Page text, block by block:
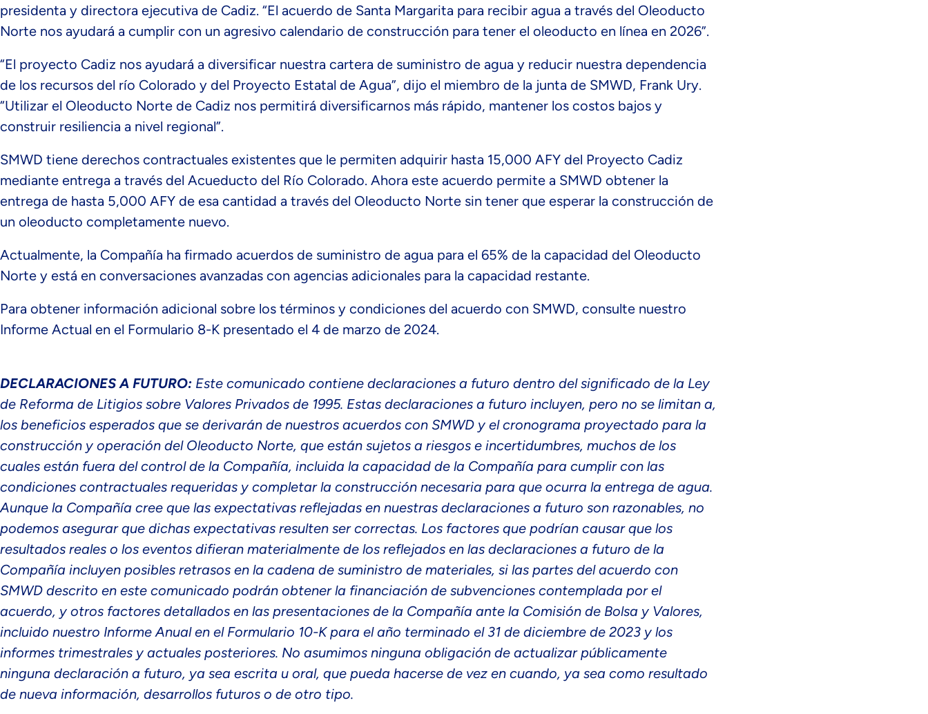
presidenta y directora ejecutiva de Cadiz. “El acuerdo de Santa Margarita para recibir agua a través del Oleoducto
Norte nos ayudará a cumplir con un agresivo calendario de construcción para tener el oleoducto en línea en 2026”.
“El proyecto Cadiz nos ayudará a diversificar nuestra cartera de suministro de agua y reducir nuestra dependencia
de los recursos del río Colorado y del Proyecto Estatal de Agua”, dijo el miembro de la junta de SMWD, Frank Ury.
“Utilizar el Oleoducto Norte de Cadiz nos permitirá diversificarnos más rápido, mantener los costos bajos y
construir resiliencia a nivel regional”.
SMWD tiene derechos contractuales existentes que le permiten adquirir hasta 15,000 AFY del Proyecto Cadiz
mediante entrega a través del Acueducto del Río Colorado. Ahora este acuerdo permite a SMWD obtener la
entrega de hasta 5,000 AFY de esa cantidad a través del Oleoducto Norte sin tener que esperar la construcción de
un oleoducto completamente nuevo.
Actualmente, la Compañía ha firmado acuerdos de suministro de agua para el 65% de la capacidad del Oleoducto
Norte y está en conversaciones avanzadas con agencias adicionales para la capacidad restante.
Para obtener información adicional sobre los términos y condiciones del acuerdo con SMWD, consulte nuestro
Informe Actual en el Formulario 8-K presentado el 4 de marzo de 2024.
DECLARACIONES A FUTURO: Este comunicado contiene declaraciones a futuro dentro del significado de la Ley
de Reforma de Litigios sobre Valores Privados de 1995. Estas declaraciones a futuro incluyen, pero no se limitan a,
los beneficios esperados que se derivarán de nuestros acuerdos con SMWD y el cronograma proyectado para la
construcción y operación del Oleoducto Norte, que están sujetos a riesgos e incertidumbres, muchos de los
cuales están fuera del control de la Compañía, incluida la capacidad de la Compañía para cumplir con las
condiciones contractuales requeridas y completar la construcción necesaria para que ocurra la entrega de agua.
Aunque la Compañía cree que las expectativas reflejadas en nuestras declaraciones a futuro son razonables, no
podemos asegurar que dichas expectativas resulten ser correctas. Los factores que podrían causar que los
resultados reales o los eventos difieran materialmente de los reflejados en las declaraciones a futuro de la
Compañía incluyen posibles retrasos en la cadena de suministro de materiales, si las partes del acuerdo con
SMWD descrito en este comunicado podrán obtener la financiación de subvenciones contemplada por el
acuerdo, y otros factores detallados en las presentaciones de la Compañía ante la Comisión de Bolsa y Valores,
incluido nuestro Informe Anual en el Formulario 10-K para el año terminado el 31 de diciembre de 2023 y los
informes trimestrales y actuales posteriores. No asumimos ninguna obligación de actualizar públicamente
ninguna declaración a futuro, ya sea escrita u oral, que pueda hacerse de vez en cuando, ya sea como resultado
de nueva información, desarrollos futuros o de otro tipo.